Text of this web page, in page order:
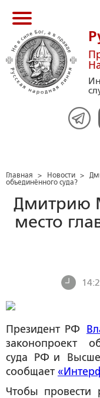
Главная > Новости >
объединённого суда?
Дмитрию
место
Президент РФ
законопроект
суда РФ и
сообщает
Чтобы провести